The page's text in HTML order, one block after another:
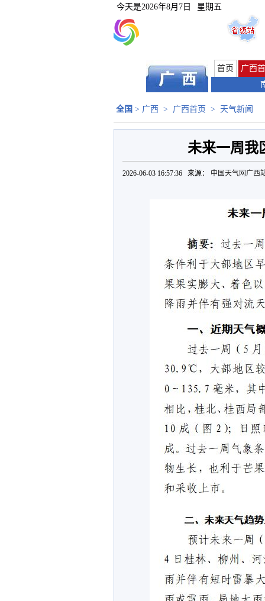
今天是2026年8月7日 星期五
首页
广西
全国 > 广西 > 广西首页 > 天气新闻
未来一周我
2026-06-03 16:57:36 来源： 中国天气网广西